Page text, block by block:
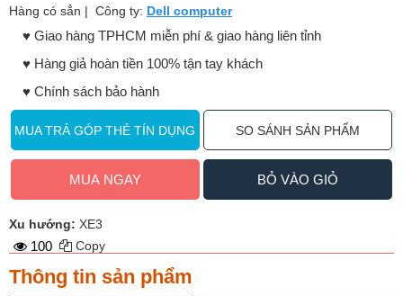
Hàng có sẳn | Công ty: Dell computer
♥️ Giao hàng TPHCM miễn phí & giao hàng liên tỉnh
♥️ Hàng giả hoàn tiền 100% tận tay khách
♥️ Chính sách bảo hành
MUA TRẢ GÓP THẺ TÍN DỤNG SO SÁNH SẢN PHẨM
MUA NGAY BỎ VÀO GIỎ
Xu hướng: XE3
100 Copy
Thông tin sản phẩm